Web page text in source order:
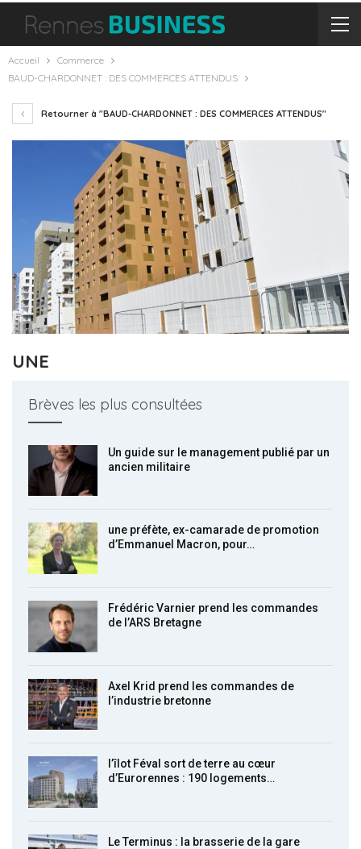
Accueil
Commerce
BAUD-CHARDONNET : DES COMMERCES ATTENDUS
Retourner à "BAUD-CHARDONNET : DES COMMERCES ATTENDUS"
UNE
Brèves les plus consultées
Un guide sur le management publié par un
ancien militaire
une préfète, ex-camarade de promotion
d’Emmanuel Macron, pour…
Frédéric Varnier prend les commandes
de l’ARS Bretagne
Axel Krid prend les commandes de
l’industrie bretonne
l’îlot Féval sort de terre au cœur
d’Eurorennes : 190 logements…
Le Terminus : la brasserie de la gare